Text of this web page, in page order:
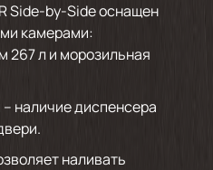
Side-by-Side оснащен
камерами:
267 л и морозильная
наличие диспенсера
наливать